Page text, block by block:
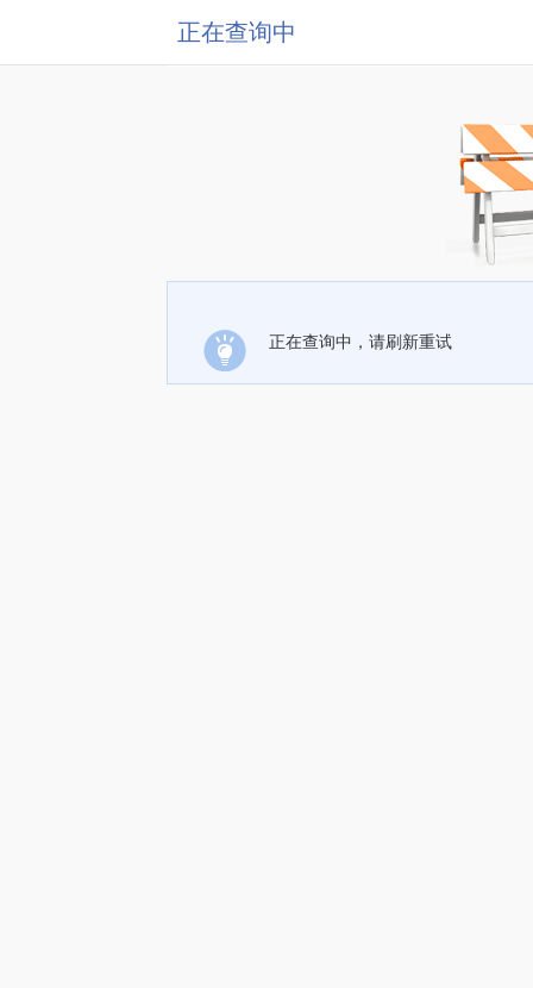
正在查询中
正在查询中，请刷新重试